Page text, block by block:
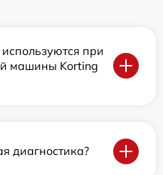
при
машины Korting
диагностика?